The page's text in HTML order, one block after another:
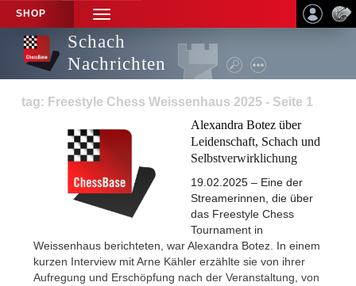
SHOP
TOGGLE
NAVIGATION
Schach
Nachrichten
tag: Freestyle Chess Weissenhaus 2025 - Seite 1
Alexandra Botez über
Leidenschaft, Schach und
Selbstverwirklichung
19.02.2025 – Eine der
Streamerinnen, die über
das Freestyle Chess
Tournament in
Weissenhaus berichteten, war Alexandra Botez. In einem
kurzen Interview mit Arne Kähler erzählte sie von ihrer
Aufregung und Erschöpfung nach der Veranstaltung, von